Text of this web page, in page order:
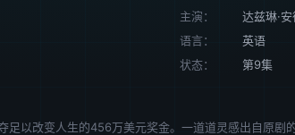
主演： 达兹琳·
语言：
英语
状态： 第9集
足以改变人生的456万美元奖金。一道道灵感出自原剧